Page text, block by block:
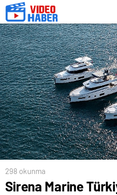
298 okunma
Sirena Marine